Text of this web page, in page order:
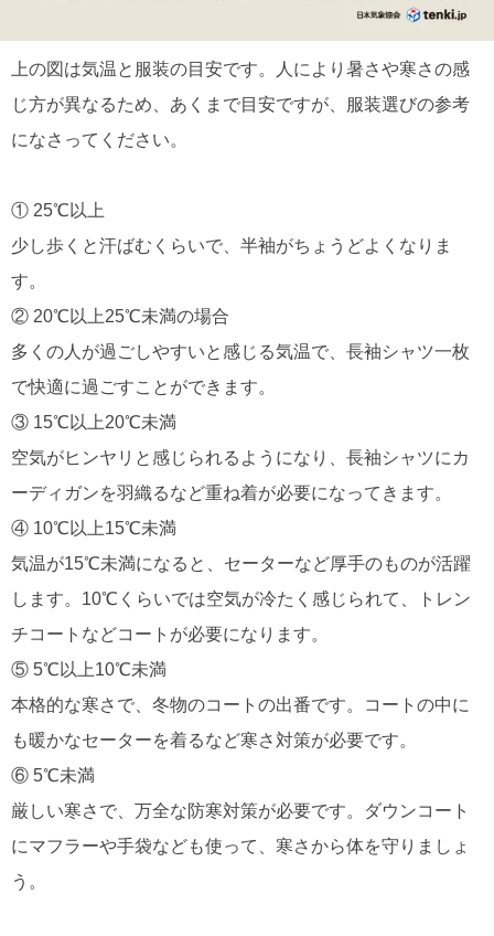
上の図は気温と服装の目安です。人により暑さや寒さの感
じ方が異なるため、あくまで目安ですが、服装選びの参考
になさってください。
① 25℃以上
少し歩くと汗ばむくらいで、半袖がちょうどよくなりま
す。
② 20℃以上25℃未満の場合
多くの人が過ごしやすいと感じる気温で、長袖シャツ一枚
で快適に過ごすことができます。
③ 15℃以上20℃未満
空気がヒンヤリと感じられるようになり、長袖シャツにカ
ーディガンを羽織るなど重ね着が必要になってきます。
④ 10℃以上15℃未満
気温が15℃未満になると、セーターなど厚手のものが活躍
します。10℃くらいでは空気が冷たく感じられて、トレン
チコートなどコートが必要になります。
⑤ 5℃以上10℃未満
本格的な寒さで、冬物のコートの出番です。コートの中に
も暖かなセーターを着るなど寒さ対策が必要です。
⑥ 5℃未満
厳しい寒さで、万全な防寒対策が必要です。ダウンコート
にマフラーや手袋なども使って、寒さから体を守りましょ
う。